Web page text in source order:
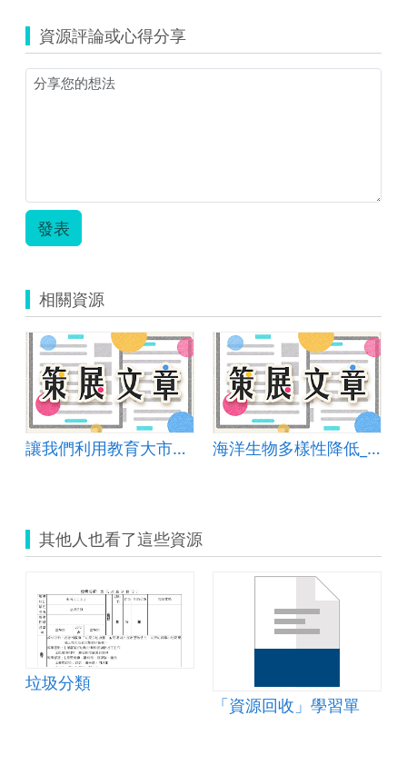
收
學
資源評論或心得分享
發表
相關資源
讓我們利用教育大市集數位資源探索跳繩花式動作 海洋生物多樣性降低_單元學習單
其他人也看了這些資源
垃圾分類
「資源回收」學習單